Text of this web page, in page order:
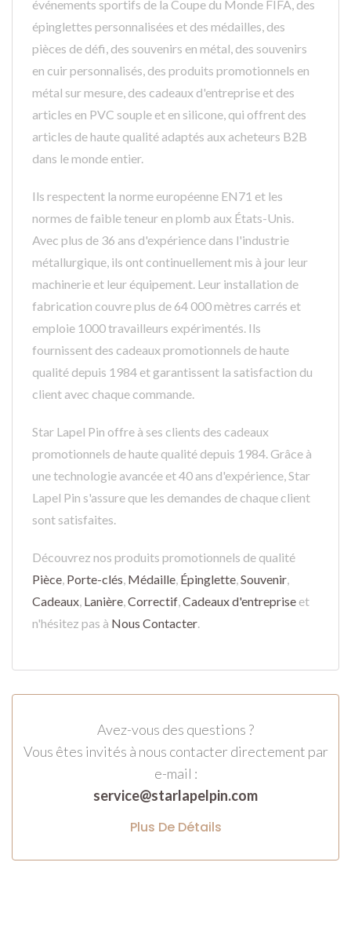
événements sportifs de la Coupe du Monde FIFA, des
épinglettes personnalisées et des médailles, des
pièces de défi, des souvenirs en métal, des souvenirs
en cuir personnalisés, des produits promotionnels en
métal sur mesure, des cadeaux d'entreprise et des
articles en PVC souple et en silicone, qui offrent des
articles de haute qualité adaptés aux acheteurs B2B
dans le monde entier.
Ils respectent la norme européenne EN71 et les
normes de faible teneur en plomb aux États-Unis.
Avec plus de 36 ans d'expérience dans l'industrie
métallurgique, ils ont continuellement mis à jour leur
machinerie et leur équipement. Leur installation de
fabrication couvre plus de 64 000 mètres carrés et
emploie 1000 travailleurs expérimentés. Ils
fournissent des cadeaux promotionnels de haute
qualité depuis 1984 et garantissent la satisfaction du
client avec chaque commande.
Star Lapel Pin offre à ses clients des cadeaux
promotionnels de haute qualité depuis 1984. Grâce à
une technologie avancée et 40 ans d'expérience, Star
Lapel Pin s'assure que les demandes de chaque client
sont satisfaites.
Découvrez nos produits promotionnels de qualité
Pièce, Porte-clés, Médaille, Épinglette,Souvenir,
Cadeaux, Lanière,Correctif,Cadeaux d'entreprise et
n'hésitez pas à Nous Contacter.
Avez-vous des questions ?
Vous êtes invités à nous contacter directement par
e-mail :
service@starlapelpin.com
Plus De Détails